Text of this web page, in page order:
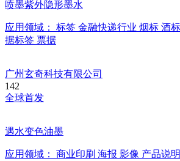
喷墨紫外隐形墨水
应用领域： 标签 金融快递行业 烟标 酒标
据标签 票据
广州玄奇科技有限公司
142
全球首发
遇水变色油墨
应用领域： 商业印刷 海报 影像 产品说